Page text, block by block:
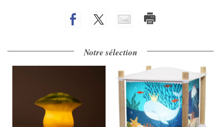
Notre sélection